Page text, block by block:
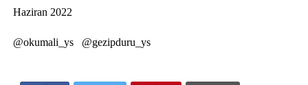
Haziran 2022
@okumali_ys @gezipduru_ys